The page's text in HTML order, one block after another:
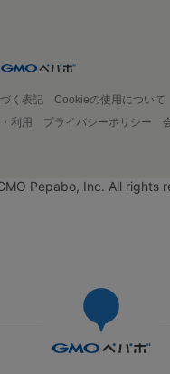
く表記
Cookieの使用について
利用
プライバシーポリシー
Pepabo, Inc. All rights